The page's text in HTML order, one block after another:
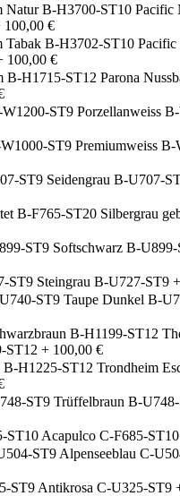
Pacific
100,00 €
Pacific
100,00 €
Parona
Porzellanweiss
Premiumweiss
Seidengrau B-U707-
Silbergrau
Softschwarz B-
Steingrau B-U727-ST9
Taupe Dunkel B-
ST12 + 100,00 €
Trondheim
Trüffelbraun B-
Acapulco C-F685-ST10
Alpenseeblau C-
Antikrosa C-U325-ST9